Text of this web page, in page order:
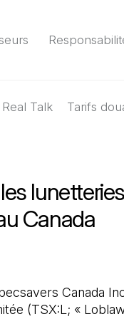
(Il
Real Talk Tarifs
Canada
Canada
(TSX:L; «